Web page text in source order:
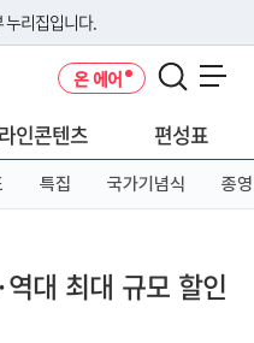
누리집입니다.
를 사용하고 있다면 아래 URL에
온 에어
인콘텐츠 편성표
특집 국가기념식 종영
대 최대 규모 할인